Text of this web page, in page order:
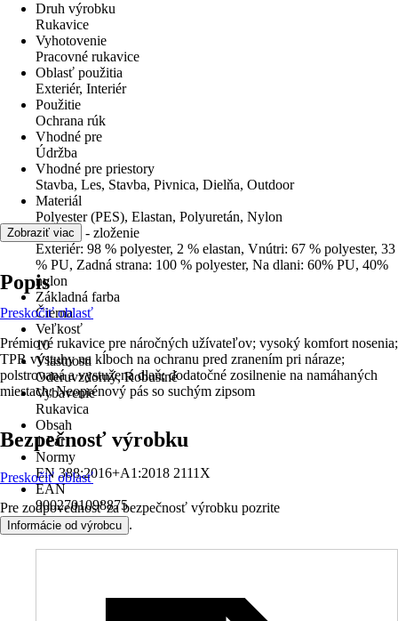
Druh výrobku
Rukavice
Vyhotovenie
Pracovné rukavice
Oblasť použitia
Exteriér, Interiér
Použitie
Ochrana rúk
Vhodné pre
Údržba
Vhodné pre priestory
Stavba, Les, Stavba, Pivnica, Dielňa, Outdoor
Materiál
Polyester (PES), Elastan, Polyuretán, Nylon
Materiál - zloženie
Exteriér: 98 % polyester, 2 % elastan, Vnútri: 67 % polyester, 33
% PU, Zadná strana: 100 % polyester, Na dlani: 60% PU, 40%
nylon
Základná farba
Čierna
Veľkosť
10
Vlastnosti
Oderuvzdorný, Robustné
Vybavenie
Rukavica
Obsah
1 Pár
Normy
EN 388:2016+A1:2018 2111X
EAN
9002701098875
Zobraziť viac
Popis
Preskočiť oblasť
Prémiové rukavice pre náročných užívateľov; vysoký komfort nosenia;
TPR výstuhy na kĺboch na ochranu pred zranením pri náraze;
polstrovaná a vystužená dlaň; dodatočné zosilnenie na namáhaných
miestach; Neoprénový pás so suchým zipsom
Bezpečnosť výrobku
Preskočiť oblasť
Pre zodpovednosť za bezpečnosť výrobku pozrite
Informácie od výrobcu .